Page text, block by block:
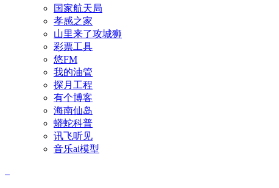
国家航天局
孝感之家
山里来了攻城狮
彩票工具
悠FM
我的油管
探月工程
有个博客
海南仙岛
蟒蛇科普
讯飞听见
音乐ai模型